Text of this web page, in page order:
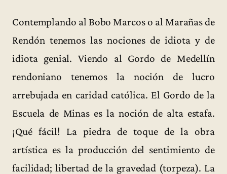
Contemplando al Bobo Marcos o al Marañas de
Rendón tenemos las nociones de idiota y de
idiota genial. Viendo al Gordo de Medellín
rendoniano tenemos la noción de lucro
arrebujada en caridad católica. El Gordo de la
Escuela de Minas es la noción de alta estafa.
¡Qué fácil! La piedra de toque de la obra
artística es la producción del sentimiento de
facilidad; libertad de la gravedad (torpeza). La